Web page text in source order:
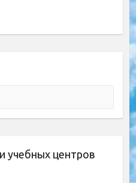
учебных центров